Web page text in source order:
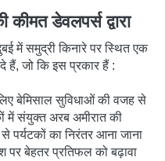
डेवलपर्स द्वारा
में समुद्री किनारे पर स्थित एक
हैं, जो कि इस प्रकार हैं :
बेमिसाल सुविधाओं की वजह से
में संयुक्त अरब अमीरात की
पर्यटकों का निरंतर आना जाना
पर बेहतर प्रतिफल को बढ़ावा